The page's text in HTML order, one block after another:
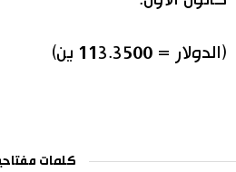
(الدولار = 113.3500 ين)
كلمات